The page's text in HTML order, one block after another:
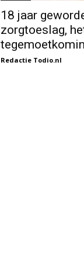
18 jaar
zorgtoeslag,
Redactie Todio.nl